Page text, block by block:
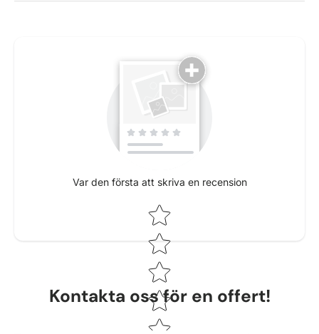
Var den första att skriva en recension
Star rating
Kontakta oss för en offert!